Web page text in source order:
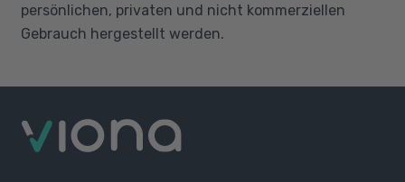
persönlichen, privaten und nicht kommerziellen
Gebrauch hergestellt werden.